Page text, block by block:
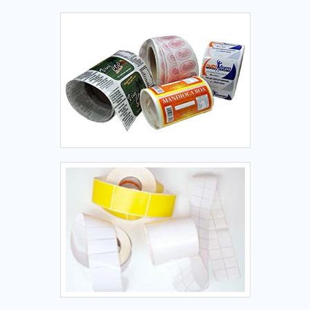
EMBALAGEMPara alcançar o melhor resultado é preciso ter
certificar de que tudo é de ótima procedência e da garantia
de qualidade. A Etiquetas Camp Label é uma fabricante que
atua há 15 anos em todo o Estado de São Paulo oferecendo
máxima excelência em rótulos e etiquetas para indústrias e
empresas do setor comercial.